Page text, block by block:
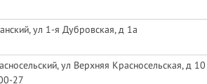
ул 1-я Дубровская, д 1а
ул Верхняя Красносельская, д 10
27